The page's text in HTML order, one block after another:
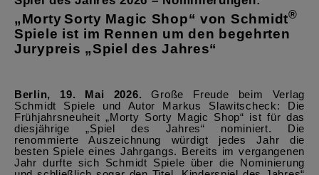
„MortySorty Magic Shop“ von Schmidt®
Spiele ist im Rennen um den begehrten
Jurypreis „Spiel des Jahres“
Berlin, 19. Mai 2026.Große Freude beim Verlag
Schmidt Spiele und Autor Markus Slawitscheck: Die
Frühjahrsneuheit „Morty Sorty Magic Shop“ ist für das
diesjährige „Spiel des Jahres“ nominiert. Die
renommierte Auszeichnung würdigt jedes Jahr die
besten Spiele eines Jahrgangs. Bereits im vergangenen
Jahr durfte sich Schmidt Spiele über die Nominierung